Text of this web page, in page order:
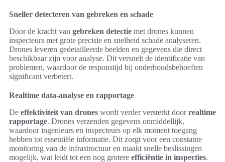
Sneller detecteren van gebreken en schade
Door de kracht van gebreken detectie met drones kunnen
inspecteurs met grote precisie en snelheid schade analyseren.
Drones leveren gedetailleerde beelden en gegevens die direct
beschikbaar zijn voor analyse. Dit versnelt de identificatie van
problemen, waardoor de responstijd bij onderhoudsbehoeften
significant verbetert.
Realtime data-analyse en rapportage
De effektiviteit van drones wordt verder versterkt doorrealtime
rapportage. Drones verzenden gegevens onmiddellijk,
waardoor ingenieurs en inspecteurs op elk moment toegang
hebben tot essentiële informatie. Dit zorgt voor een constante
monitoring van de infrastructuur en maakt snelle beslissingen
mogelijk, wat leidt tot een nog grotere efficiëntie in inspecties.